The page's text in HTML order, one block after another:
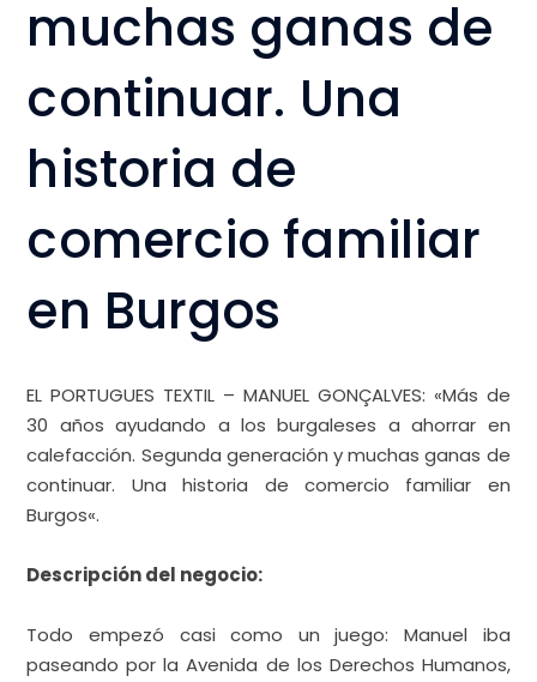
Iniciativa:Más de
30 años ayudando
a los burgaleses a
ahorrar en
calefacción.
generación y
muchas ganas de